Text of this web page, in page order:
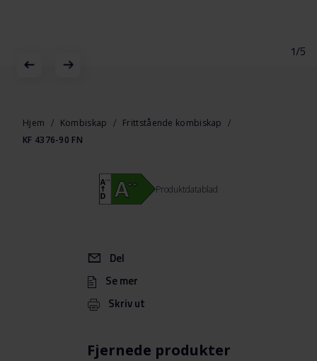
1/5
begynnelsen
Hjem Kombiskap
Frittstående kombiskap
KF 4376-90 FN
Fjernede produkter
Del
Se mer
Skriv ut
Produktdatablad